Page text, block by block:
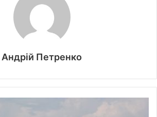
Андрій Петренко